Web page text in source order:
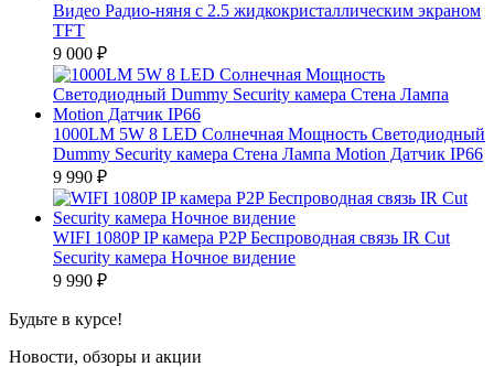
Видео Радио-няня c 2.5 жидкокристаллическим экраном
TFT
9 000 ₽
1000LM 5W 8 LED Солнечная Мощность Светодиодный
Dummy Security камера Стена Лампа Motion Датчик IP66
9 990 ₽
WIFI 1080P IP камера P2P Беспроводная связь IR Cut
Security камера Ночное видение
9 990 ₽
Будьте в курсе!
Новости, обзоры и акции